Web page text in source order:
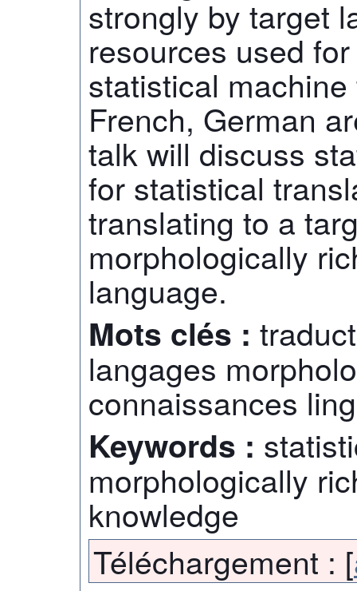
strongly by target
resources used
statistical
French, German
talk will discuss
for statistical
translating to a
morphologically
language.
Mots clés :
langages
connaissances
Keywords :
morphologically
knowledge
Téléchargement : [